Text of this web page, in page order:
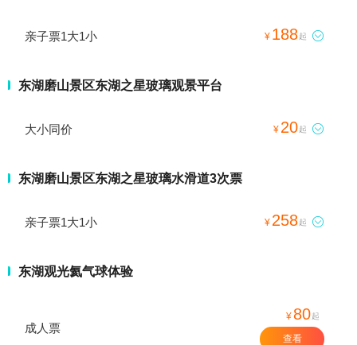
亲子票1大1小 ¥ 188起 
东湖磨山景区东湖之星玻璃观景平台
大小同价 ¥ 20起 
东湖磨山景区东湖之星玻璃水滑道3次票
亲子票1大1小 ¥ 258起 
东湖观光氦气球体验
成人票
¥ 80起
查看